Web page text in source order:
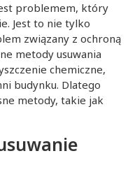
problemem, który
Jest to nie tylko
związany z ochroną
metody usuwania
chemiczne,
budynku. Dlatego
metody, takie jak